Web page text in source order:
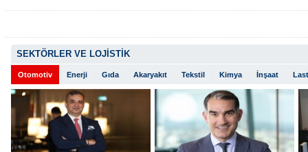
SEKTÖRLER VE LOJİSTİK
Otomotiv Enerji Gıda Akaryakıt Tekstil Kimya İnşaat